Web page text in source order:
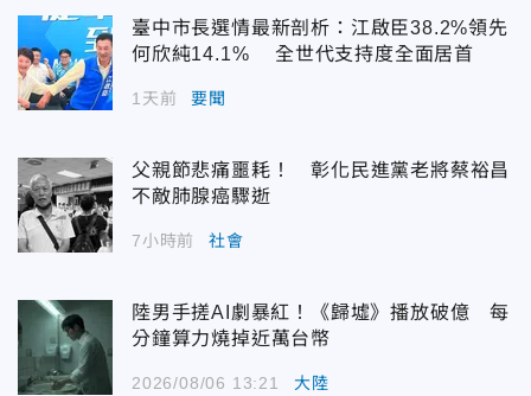
臺中市長選情最新剖析：江啟臣38.2%領先
何欣純14.1% 全世代支持度全面居首
1天前 要聞
父親節悲痛噩耗！ 彰化民進黨老將蔡裕昌
不敵肺腺癌驟逝
7小時前 社會
陸男手搓AI劇暴紅！《歸墟》播放破億 每
分鐘算力燒掉近萬台幣
2026/08/06 13:21 大陸